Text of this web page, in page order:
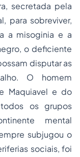
secretada pela
para sobreviver,
a misoginia e a
o deficiente
disputar as
O homem
Maquiavel e do
os grupos
mental
subjugou o
sociais, foi